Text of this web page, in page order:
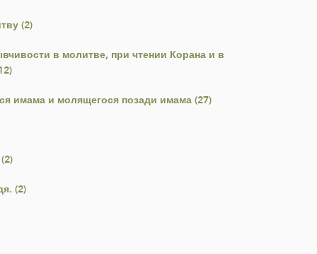
(2)
в молитве, при чтении Корана и в
имама и молящегося позади имама (27)
(2)